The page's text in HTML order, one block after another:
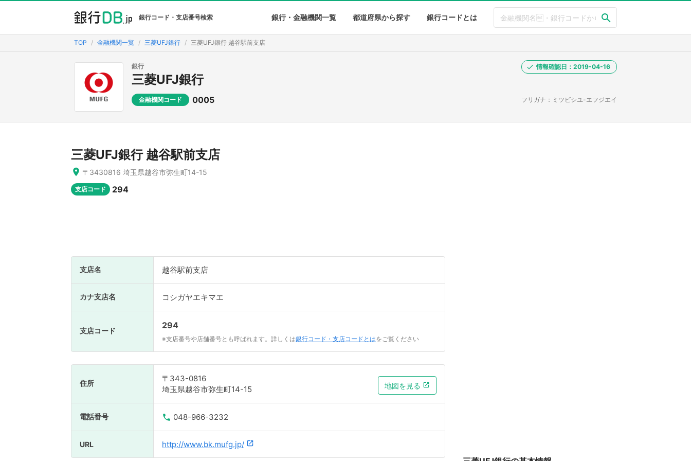
銀行コード・支店番号検索 銀行・金融機関一覧 都道府県から探す 銀行コードとは
TOP 金融機関一覧 三菱UFJ銀行 三菱UFJ銀行 越谷駅前支店
銀行
三菱UFJ銀行
金融機関コード 0005 フリガナ：ミツビシユ-エフジエイ
情報確認日：2019-04-16
三菱UFJ銀行 越谷駅前支店
〒3430816 埼玉県越谷市弥生町14-15
支店コード 294
支店名 越谷駅前支店
カナ支店名 コシガヤエキマエ
支店コード
294
※支店番号や店舗番号とも呼ばれます。詳しくは銀行コード・支店コードとはをご覧ください
住所
〒343-0816
埼玉県越谷市弥生町14-15
地図を見る
電話番号 048-966-3232
URL http://www.bk.mufg.jp/